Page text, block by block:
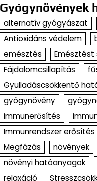
Gyógynövények
alternatív gyógyászat
Antioxidáns védelem
emésztés
Fájdalomcsillapítás
Gyulladáscsökkentő
gyógynövény
immunerősítés
Immunrendszer erősítés
Megfázás
növények
növényi hatóanyagok
relaxáció